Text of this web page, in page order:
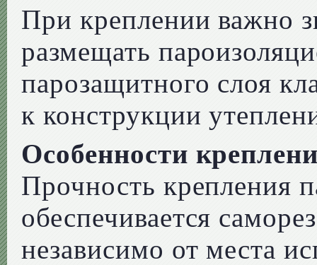
При креплении важно
размещать
парозащитного слоя
к конструкции
Особенности
Прочность крепления
обеспечивается
независимо от места